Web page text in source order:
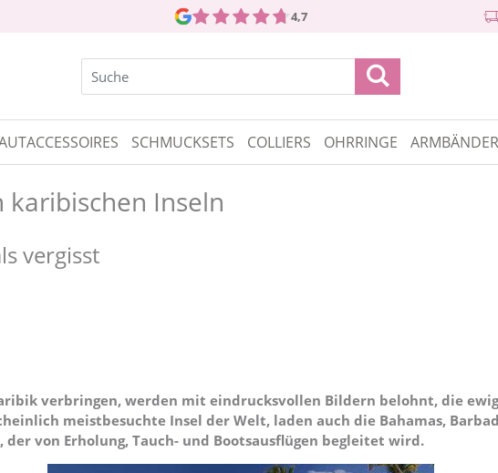
4,7
SCHMUCKSETS COLLIERS OHRRINGE ARMBÄNDER
karibischen Inseln
vergisst
verbringen, werden mit eindrucksvollen Bildern belohnt, die
meistbesuchte Insel der Welt, laden auch die Bahamas,
von Erholung, Tauch- und Bootsausflügen begleitet wird.